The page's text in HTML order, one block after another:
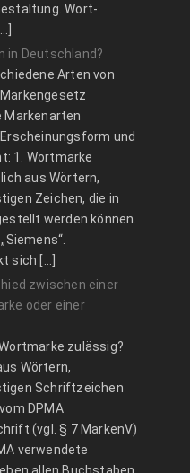
Wort-
in Deutschland?
Arten von
Markenarten
und
1. Wortmarke
aus Wörtern,
Zeichen, die in
werden können.
sich […]
zwischen einer
oder einer
zulässig?
Wörtern,
Schriftzeichen
DPMA
(vgl. § 7 MarkenV)
verwendete
allen Buchstaben